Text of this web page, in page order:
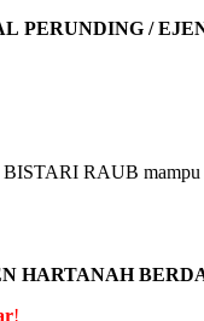
PERUNDING /
RAUB mampu
HARTANAH
!